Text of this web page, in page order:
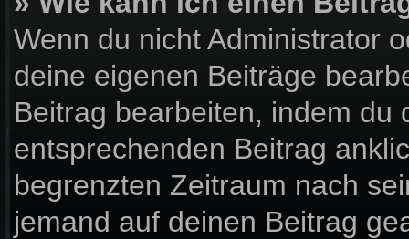
Wenn du nicht Administrator
deine eigenen Beiträge
Beitrag bearbeiten, indem du
entsprechenden Beitrag
begrenzten Zeitraum nach
jemand auf deinen Beitrag